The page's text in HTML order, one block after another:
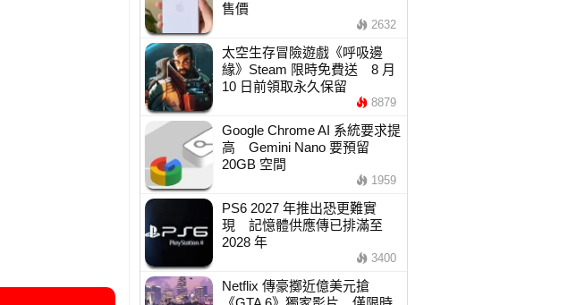
售價
2632
太空生存冒險遊戲《呼吸邊
緣》Steam 限時免費送 8 月
10 日前領取永久保留
8879
Google Chrome AI 系統要求提
高 Gemini Nano 要預留
20GB 空間
1959
PS6 2027 年推出恐更難實
現 記憶體供應傳已排滿至
2028 年
3400
Netflix 傳豪擲近億美元搶